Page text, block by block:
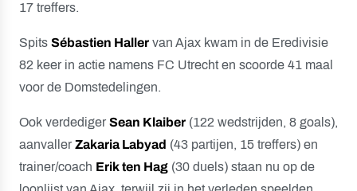
17 treffers.
Spits Sébastien Haller van Ajax kwam in de Eredivisie
82 keer in actie namens FC Utrecht en scoorde 41 maal
voor de Domstedelingen.
Ook verdedigerSean Klaiber (122 wedstrijden, 8 goals),
aanvallerZakaria Labyad (43 partijen, 15 treffers) en
trainer/coach Erik ten Hag (30 duels) staan nu op de